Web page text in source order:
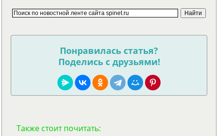
Понравилась статья?
Поделись с друзьями!
Также стоит почитать: